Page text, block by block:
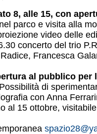
8, alle 15, con
parco e visita alla
video delle
concerto del trio
Francesca
al pubblico per
di
con Anna
al 15 ottobre,